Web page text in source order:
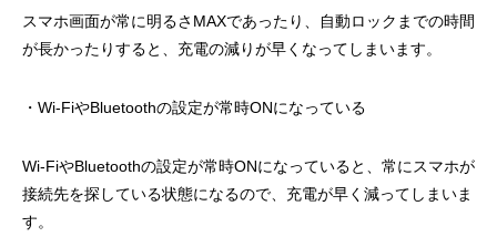
スマホ画面が常に明るさMAXであったり、自動ロックまでの時間
が長かったりすると、充電の減りが早くなってしまいます。
・Wi-FiやBluetoothの設定が常時ONになっている
Wi-FiやBluetoothの設定が常時ONになっていると、常にスマホが
接続先を探している状態になるので、充電が早く減ってしまいま
す。